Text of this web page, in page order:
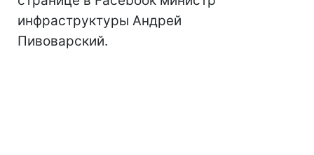
инфраструктуры Андрей
Пивоварский.